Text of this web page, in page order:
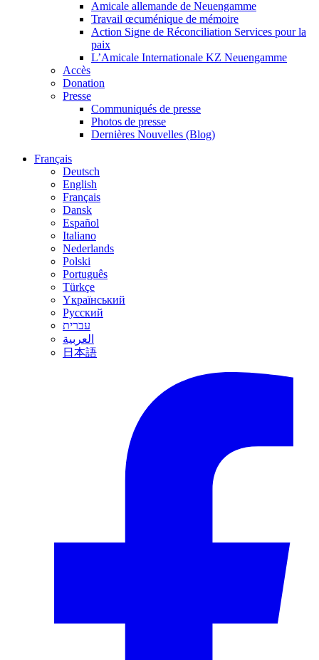
Amicale allemande de Neuengamme
Travail œcuménique de mémoire
Action Signe de Réconciliation Services pour la
paix
L’Amicale Internationale KZ Neuengamme
Accès
Donation
Presse
Communiqués de presse
Photos de presse
Dernières Nouvelles (Blog)
Français
Deutsch
English
Français
Dansk
Español
Italiano
Nederlands
Polski
Português
Türkçe
Yкраїнський
Русский
עברית
العربية
日本語